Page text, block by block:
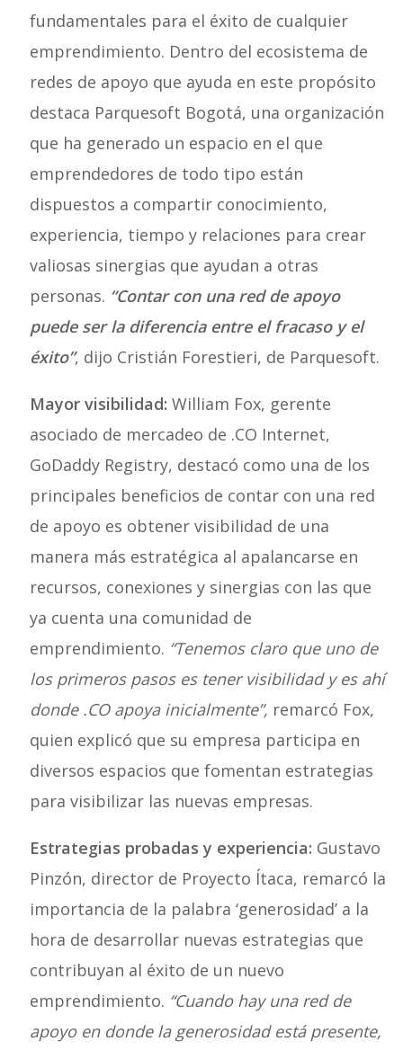
fundamentales para el éxito de cualquier
emprendimiento. Dentro del ecosistema de
redes de apoyo que ayuda en este propósito
destaca Parquesoft Bogotá, una organización
que ha generado un espacio en el que
emprendedores de todo tipo están
dispuestos a compartir conocimiento,
experiencia, tiempo y relaciones para crear
valiosas sinergias que ayudan a otras
personas. “Contar con una red de apoyo
puede ser la diferencia entre el fracaso y el
éxito”, dijo Cristián Forestieri, de Parquesoft.
Mayor visibilidad: William Fox, gerente
asociado de mercadeo de .CO Internet,
GoDaddy Registry, destacó como una de los
principales beneficios de contar con una red
de apoyo es obtener visibilidad de una
manera más estratégica al apalancarse en
recursos, conexiones y sinergias con las que
ya cuenta una comunidad de
emprendimiento. “Tenemos claro que uno de
los primeros pasos es tener visibilidad y es ahí
donde .CO apoya inicialmente”, remarcó Fox,
quien explicó que su empresa participa en
diversos espacios que fomentan estrategias
para visibilizar las nuevas empresas.
Estrategias probadas y experiencia: Gustavo
Pinzón, director de Proyecto Ítaca, remarcó la
importancia de la palabra ‘generosidad’ a la
hora de desarrollar nuevas estrategias que
contribuyan al éxito de un nuevo
emprendimiento. “Cuando hay una red de
apoyo en donde la generosidad está presente,